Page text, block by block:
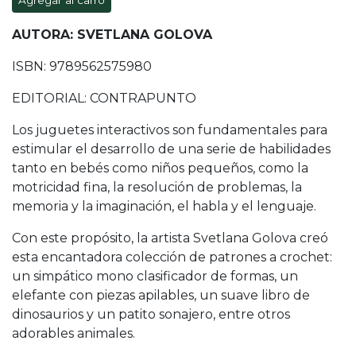
AUTORA: SVETLANA GOLOVA
ISBN: 9789562575980
EDITORIAL: CONTRAPUNTO
Los juguetes interactivos son fundamentales para
estimular el desarrollo de una serie de habilidades
tanto en bebés como niños pequeños, como la
motricidad fina, la resolución de problemas, la
memoria y la imaginación, el habla y el lenguaje.
Con este propósito, la artista Svetlana Golova creó
esta encantadora colección de patrones a crochet:
un simpático mono clasificador de formas, un
elefante con piezas apilables, un suave libro de
dinosaurios y un patito sonajero, entre otros
adorables animales.